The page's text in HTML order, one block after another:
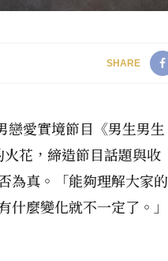
SHARE
愛實境節目《男生男生
花，締造節目話題與收
為真。「能夠理解大家的
麼變化就不一定了。」